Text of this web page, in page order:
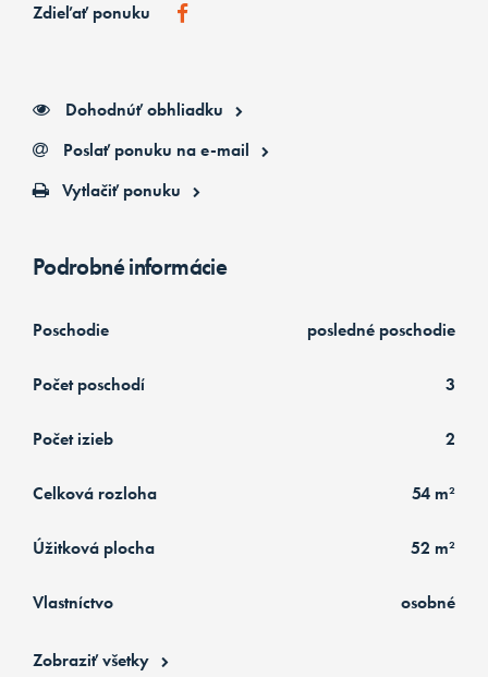
Zdieľať ponuku
Dohodnúť obhliadku
Poslať ponuku na e-mail
Vytlačiť ponuku
Podrobné informácie
Poschodie posledné poschodie
Počet poschodí 3
Počet izieb 2
Celková rozloha 54 m²
Úžitková plocha 52 m²
Vlastníctvo osobné
Zobraziť všetky